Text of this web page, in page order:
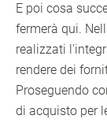
E poi cosa
fermerà qui.
realizzati
rendere dei
Proseguendo
di acquisto per